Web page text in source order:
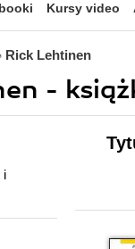
Kursy video
Rick Lehtinen
-
i